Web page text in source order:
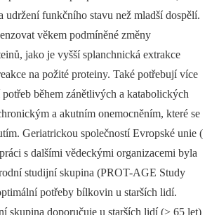
udržení funkčního stavu než mladší dospělí.
věkem podmíněné změny
jako je vyšší splanchnická extrakce
na požité proteiny. Také potřebují více
během zánětlivých a katabolických
a akutním onemocněním, které se
Geriatrickou společností Evropské unie (
s dalšími vědeckými organizacemi byla
studijní skupina (PROT-AGE Study
potřeby bílkovin u starších lidí.
skupina doporučuje u starších lidí (> 65 let)